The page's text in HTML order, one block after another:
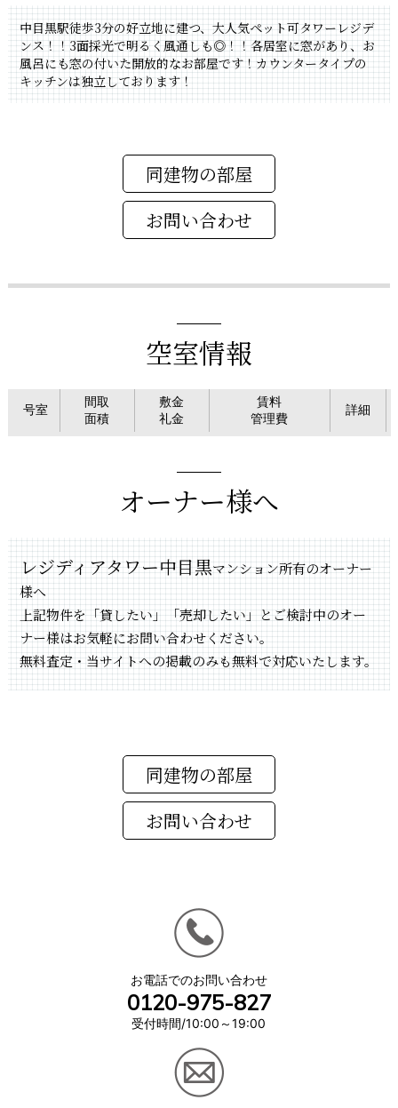
中目黒駅徒歩3分の好立地に建つ、大人気ペット可タワーレジデ
ンス！！3面採光で明るく風通しも◎！！各居室に窓があり、お
風呂にも窓の付いた開放的なお部屋です！カウンタータイプの
キッチンは独立しております！
同建物の部屋
空室情報
号室
間取
面積
敷金
礼金
賃料
管理費
詳細
オーナー様へ
レジディアタワー中目黒マンション所有のオーナー
様へ
上記物件を「貸したい」「売却したい」とご検討中のオー
ナー様はお気軽にお問い合わせください。
無料査定・当サイトへの掲載のみも無料で対応いたします。
同建物の部屋
お電話でのお問い合わせ
0120-975-827
受付時間/10:00～19:00